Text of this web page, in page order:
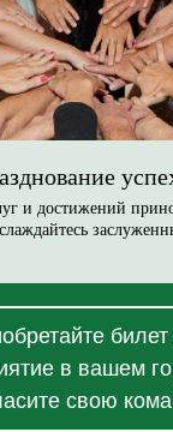
и достижений
в вашем
свою